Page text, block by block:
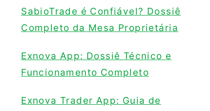
SabioTrade é Confiável? Dossiê
Completo da Mesa Proprietária
Exnova App: Dossiê Técnico e
Funcionamento Completo
Exnova Trader App: Guia de